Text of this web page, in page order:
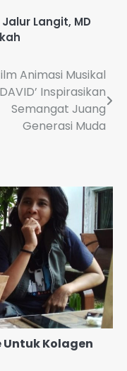
Jalur Langit, MD
Animasi Musikal
Inspirasikan
Semangat Juang
Generasi Muda
Kolagen